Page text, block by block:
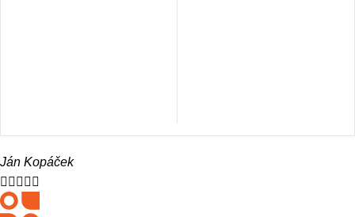
Ján Kopáček
    